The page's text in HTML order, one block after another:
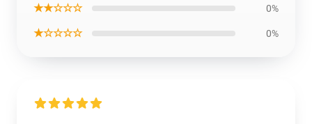
★★☆☆☆ 0%
★☆☆☆☆ 0%